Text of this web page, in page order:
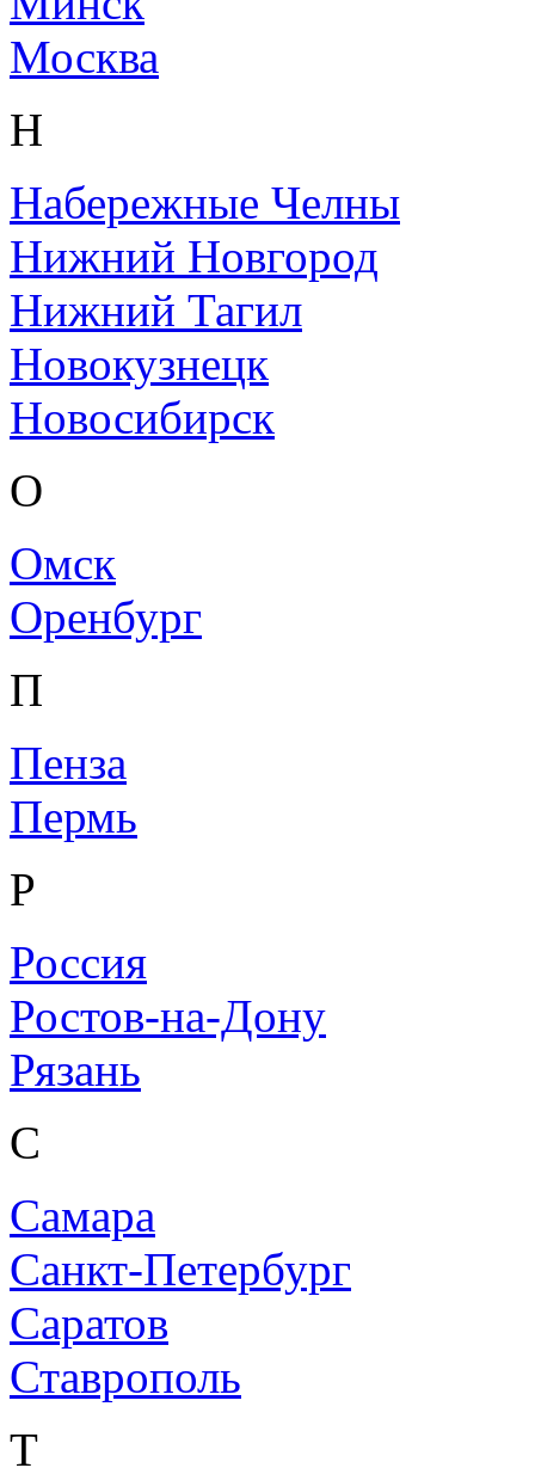
Москва
Н
Набережные Челны
Нижний Новгород
Нижний Тагил
Новокузнецк
Новосибирск
О
Омск
Оренбург
П
Пенза
Пермь
Р
Россия
Ростов-на-Дону
Рязань
С
Самара
Санкт-Петербург
Саратов
Ставрополь
Т